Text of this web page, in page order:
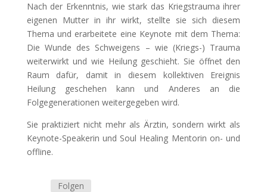
Nach der Erkenntnis, wie stark das Kriegstrauma ihrer
eigenen Mutter in ihr wirkt, stellte sie sich diesem
Thema und erarbeitete eine Keynote mit dem Thema:
Die Wunde des Schweigens – wie (Kriegs-) Trauma
weiterwirkt und wie Heilung geschieht. Sie öffnet den
Raum dafür, damit in diesem kollektiven Ereignis
Heilung geschehen kann und Anderes an die
Folgegenerationen weitergegeben wird.
Sie praktiziert nicht mehr als Ärztin, sondern wirkt als
Keynote-Speakerin und Soul Healing Mentorin on- und
offline.
Folgen